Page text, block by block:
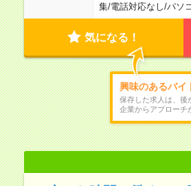
集/電話対応なし/パソ
気になる！
興味のあるバイ
保存した求人は、後
企業からアプローチ